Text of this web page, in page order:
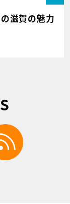
滋賀の魅力